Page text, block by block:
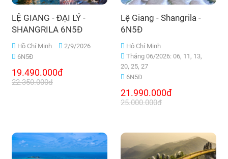
LỆ GIANG - ĐẠI LÝ -
SHANGRILA 6N5Đ
Hồ Chí Minh
2/9/2026
6N5Đ
19.490.000đ
22.350.000đ
Lệ Giang - Shangrila -
6N5Đ
Hô Chí Minh
Tháng 06/2026: 06, 11, 13,
20, 25, 27
6N5Đ
21.990.000đ
25.000.000đ